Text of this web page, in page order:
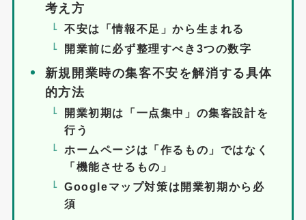
考え方
不安は「情報不足」から生まれる
開業前に必ず整理すべき3つの数字
新規開業時の集客不安を解消する具体
的方法
開業初期は「一点集中」の集客設計を
行う
ホームページは「作るもの」ではなく
「機能させるもの」
Googleマップ対策は開業初期から必
須